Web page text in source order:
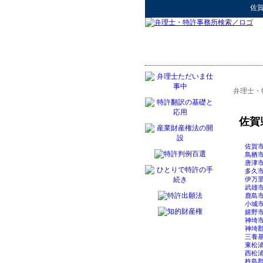
佐
弁理士・
佐賀
佐賀
鳥栖
唐津
多久
伊万
武雄
鹿島
小城
嬉野
神埼
神埼
三養
東松
西松
杵島